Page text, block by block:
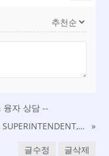
융자 상담 --
CONSTRUCTION PROJECT MANAGER, SUPERINTENDENT, PROJECT OFFICER, PROGRAM MANAGER 공무 구인 (영주권 sponsor 가능)
»
글수정 글삭제